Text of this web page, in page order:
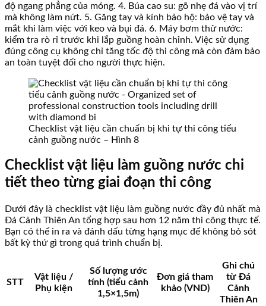
độ ngang phẳng của móng. 4. Búa cao su: gõ nhẹ đá vào vị trí
mà không làm nứt. 5. Găng tay và kính bảo hộ: bảo vệ tay và
mắt khi làm việc với keo và bụi đá. 6. Máy bơm thử nước:
kiểm tra rò rỉ trước khi lắp guồng hoàn chỉnh. Việc sử dụng
đúng công cụ không chỉ tăng tốc độ thi công mà còn đảm bảo
an toàn tuyệt đối cho người thực hiện.
Checklist vật liệu cần chuẩn bị khi tự thi công tiểu
cảnh guồng nước – Hình 8
Checklist vật liệu làm guồng nước chi
tiết theo từng giai đoạn thi công
Dưới đây là checklist vật liệu làm guồng nước đầy đủ nhất mà
Đá Cảnh Thiên An tổng hợp sau hơn 12 năm thi công thực tế.
Bạn có thể in ra và đánh dấu từng hạng mục để không bỏ sót
bất kỳ thứ gì trong quá trình chuẩn bị.
STT
Vật liệu /
Phụ kiện
Số lượng ước
tính (tiểu cảnh
1,5×1,5m)
Đơn giá tham
khảo (VND)
Ghi chú
từ Đá
Cảnh
Thiên An